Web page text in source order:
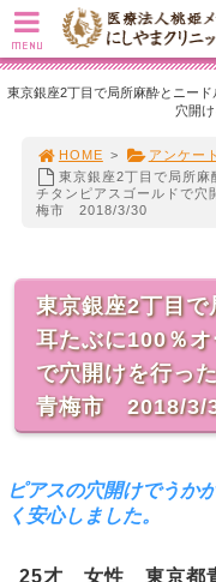
東京銀座2丁目で局所麻酔とニー
穴開
HOME > アンケー
東京銀座2丁目で局所
チタンピアスゴールドで
梅市 2018/3/30
東京銀座2丁目で
耳たぶに100％
で穴開けを行っ
青梅市 2018/3/
ピアスの穴開けでうか
く安心しました。
25才 女性 東京都
MENU